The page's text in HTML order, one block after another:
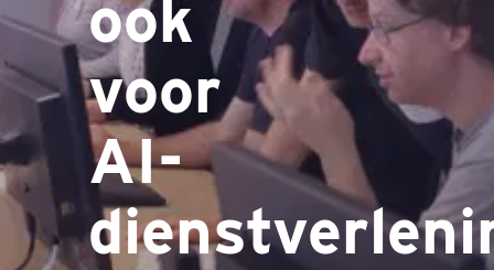
ook
voor
AI-